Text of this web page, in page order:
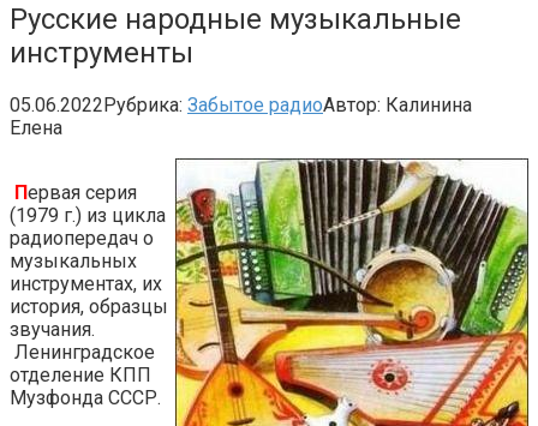
Русские народные музыкальные
инструменты
05.06.2022Рубрика: Забытое радиоАвтор: Калинина
Елена
Первая серия
(1979 г.) из цикла
радиопередач о
музыкальных
инструментах, их
история, образцы
звучания.
Ленинградское
отделение КПП
Музфонда СССР.